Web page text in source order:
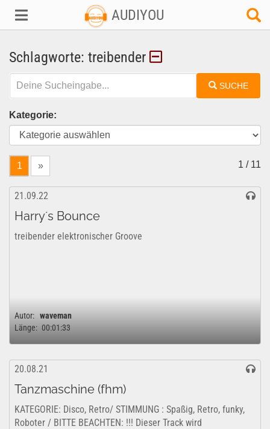
AUDIYOU
Schlagworte: treibender
SUCHE
Kategorie:
1 » 1 / 11
21.09.22
Harry´s Bounce
treibender elektronischer Groove
Autor: waveman
Länge: 00:01:33
20.08.21
Tanzmaschine (fhm)
KATEGORIE: Disco, Retro/ STIMMUNG : Spaßig, Retro, funky,
Roboter / BITTE BEACHTEN: !!! Dieser Track wird